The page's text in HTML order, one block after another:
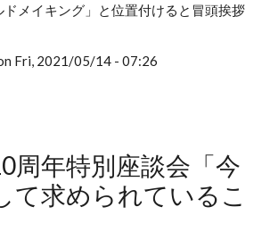
メイキング」と位置付けると冒頭挨拶
Fri, 2021/05/14 - 07:26
周年特別座談会「今
て求められているこ